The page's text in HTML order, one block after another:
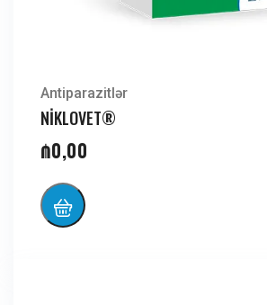
Antiparazitlər
NİKLOVET®
₼0,00